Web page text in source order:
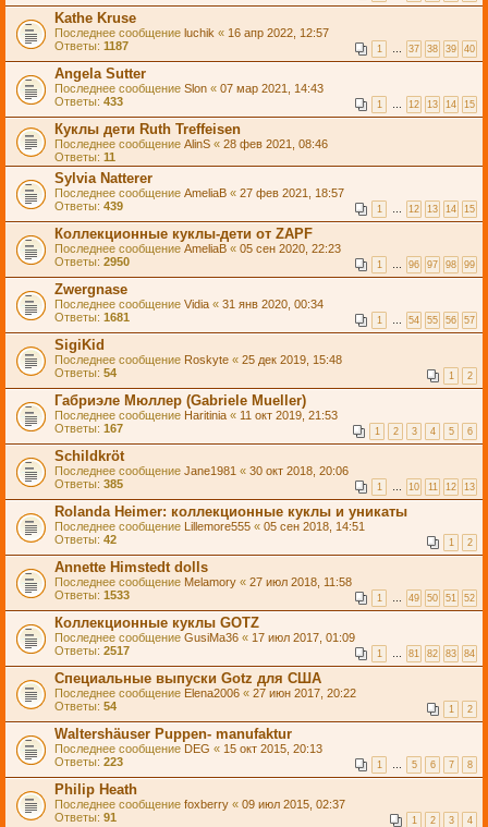
Kathe Kruse
Последнее сообщение luchik « 16 апр 2022, 12:57
Ответы: 1187 1 … 37 38 39 40
Angela Sutter
Последнее сообщение Slon « 07 мар 2021, 14:43
Ответы: 433 1 … 12 13 14 15
Куклы дети Ruth Treffeisen
Последнее сообщение AlinS « 28 фев 2021, 08:46
Ответы: 11
Sylvia Natterer
Последнее сообщение AmeliaB « 27 фев 2021, 18:57
Ответы: 439 1 … 12 13 14 15
Коллекционные куклы-дети от ZAPF
Последнее сообщение AmeliaB « 05 сен 2020, 22:23
Ответы: 2950 1 … 96 97 98 99
Zwergnase
Последнее сообщение Vidia « 31 янв 2020, 00:34
Ответы: 1681 1 … 54 55 56 57
SigiKid
Последнее сообщение Roskyte « 25 дек 2019, 15:48
Ответы: 54 1 2
Габриэле Мюллер (Gabriele Mueller)
Последнее сообщение Haritinia « 11 окт 2019, 21:53
Ответы: 167 1 2 3 4 5 6
Schildkröt
Последнее сообщение Jane1981 « 30 окт 2018, 20:06
Ответы: 385 1 … 10 11 12 13
Rolanda Heimer: коллекционные куклы и уникаты
Последнее сообщение Lillemore555 « 05 сен 2018, 14:51
Ответы: 42 1 2
Annette Himstedt dolls
Последнее сообщение Melamory « 27 июл 2018, 11:58
Ответы: 1533 1 … 49 50 51 52
Коллекционные куклы GOTZ
Последнее сообщение GusiMa36 « 17 июл 2017, 01:09
Ответы: 2517 1 … 81 82 83 84
Специальные выпуски Gotz для США
Последнее сообщение Elena2006 « 27 июн 2017, 20:22
Ответы: 54 1 2
Waltershäuser Puppen- manufaktur
Последнее сообщение DEG « 15 окт 2015, 20:13
Ответы: 223 1 … 5 6 7 8
Philip Heath
Последнее сообщение foxberry « 09 июл 2015, 02:37
Ответы: 91 1 2 3 4